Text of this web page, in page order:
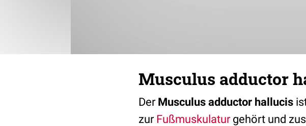
Musculus adductor
Der Musculus adductor hallucis
zur Fußmuskulaturgehört und